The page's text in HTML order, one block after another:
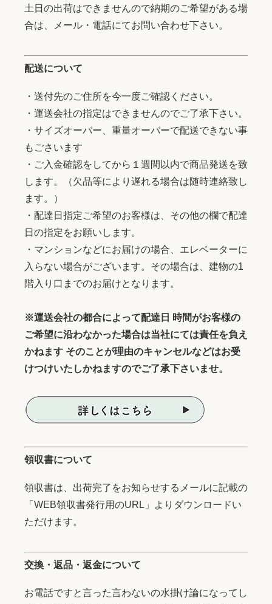
土日の出荷はできませんので納期のご希望がある場
合は、メール・電話にてお問い合わせ下さい。
配送について
・送付先のご住所を今一度ご確認ください。
・運送会社の指定はできませんのでご了承下さい。
・サイズオーバー、重量オーバーで配送できない事
もごさいます
・ご入金確認をしてから１週間以内で商品発送を致
します。（欠品等により遅れる場合は随時連絡致し
ます。）
・配達日指定ご希望のお客様は、その他の欄で配達
日の指定をお願いします。
・マンションなどにお届けの場合、エレベーターに
入らない場合がございます。その場合は、建物の1
階入り口までのお届けとなります。
※運送会社の都合によって配達日 時間がお客様の
ご希望に沿わなかった場合は当社にては責任を負え
かねます そのことが理由のキャンセルなどはお受
けつけいたしかねますのでご了承下さいませ。
領収書について
領収書は、出荷完了をお知らせするメールに記載の
「WEB領収書発行用のURL」よりダウンロードい
ただけます。
交換・返品・返金について
お電話ですと言った言わないの水掛け論になってし